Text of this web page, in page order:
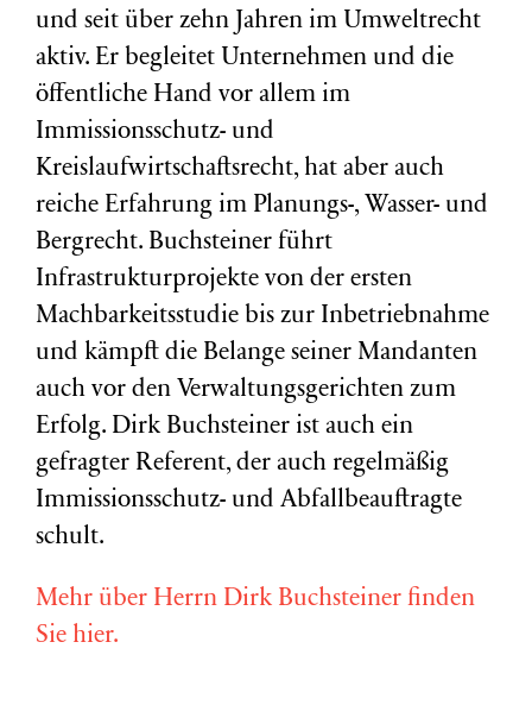
und seit über zehn Jahren im Umweltrecht
aktiv. Er begleitet Unternehmen und die
öffentliche Hand vor allem im
Immissionsschutz- und
Kreislaufwirtschaftsrecht, hat aber auch
reiche Erfahrung im Planungs-, Wasser- und
Bergrecht. Buchsteiner führt
Infrastrukturprojekte von der ersten
Machbarkeitsstudie bis zur Inbetriebnahme
und kämpft die Belange seiner Mandanten
auch vor den Verwaltungsgerichten zum
Erfolg. Dirk Buchsteiner ist auch ein
gefragter Referent, der auch regelmäßig
Immissionsschutz- und Abfallbeauftragte
schult.
Mehr über Herrn Dirk Buchsteiner finden
Sie hier.